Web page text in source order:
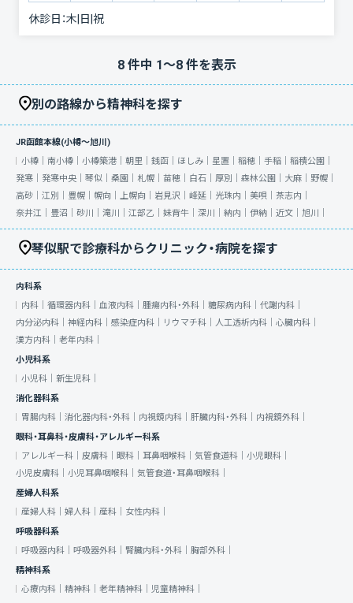
休診日：木|日|祝
8件中 1〜8件を表示
別の路線から精神科を探す
JR函館本線(小樽～旭川)
小樽｜ 南小樽｜ 小樽築港｜ 朝里｜ 銭函｜ ほしみ｜ 星置｜ 稲穂｜ 手稲｜ 稲積公園｜
発寒｜ 発寒中央｜ 琴似｜ 桑園｜ 札幌｜ 苗穂｜ 白石｜ 厚別｜ 森林公園｜ 大麻｜ 野幌｜
高砂｜ 江別｜ 豊幌｜ 幌向｜ 上幌向｜ 岩見沢｜ 峰延｜ 光珠内｜ 美唄｜ 茶志内｜
奈井江｜ 豊沼｜ 砂川｜ 滝川｜ 江部乙｜ 妹背牛｜ 深川｜ 納内｜ 伊納｜ 近文｜ 旭川｜
琴似駅で診療科からクリニック・病院を探す
内科系
内科｜ 循環器内科｜ 血液内科｜ 腫瘍内科・外科｜ 糖尿病内科｜ 代謝内科｜
内分泌内科｜ 神経内科｜ 感染症内科｜ リウマチ科｜ 人工透析内科｜ 心臓内科｜
漢方内科｜ 老年内科｜
小児科系
小児科｜ 新生児科｜
消化器科系
胃腸内科｜ 消化器内科・外科｜ 内視鏡内科｜ 肝臓内科・外科｜ 内視鏡外科｜
眼科・耳鼻科・皮膚科・アレルギー科系
アレルギー科｜ 皮膚科｜ 眼科｜ 耳鼻咽喉科｜ 気管食道科｜ 小児眼科｜
小児皮膚科｜ 小児耳鼻咽喉科｜ 気管食道・耳鼻咽喉科｜
産婦人科系
産婦人科｜ 婦人科｜ 産科｜ 女性内科｜
呼吸器科系
呼吸器内科｜ 呼吸器外科｜ 腎臓内科・外科｜ 胸部外科｜
精神科系
心療内科｜ 精神科｜ 老年精神科｜ 児童精神科｜